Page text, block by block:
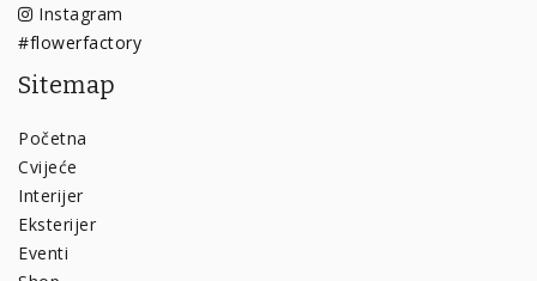
Instagram
#flowerfactory
Sitemap
Početna
Cvijeće
Interijer
Eksterijer
Eventi